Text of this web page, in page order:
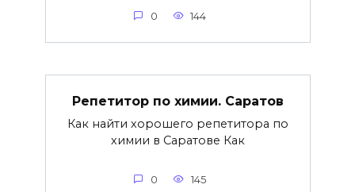
0 144
Репетитор по химии. Саратов
Как найти хорошего репетитора по
химии в Саратове Как
0 145